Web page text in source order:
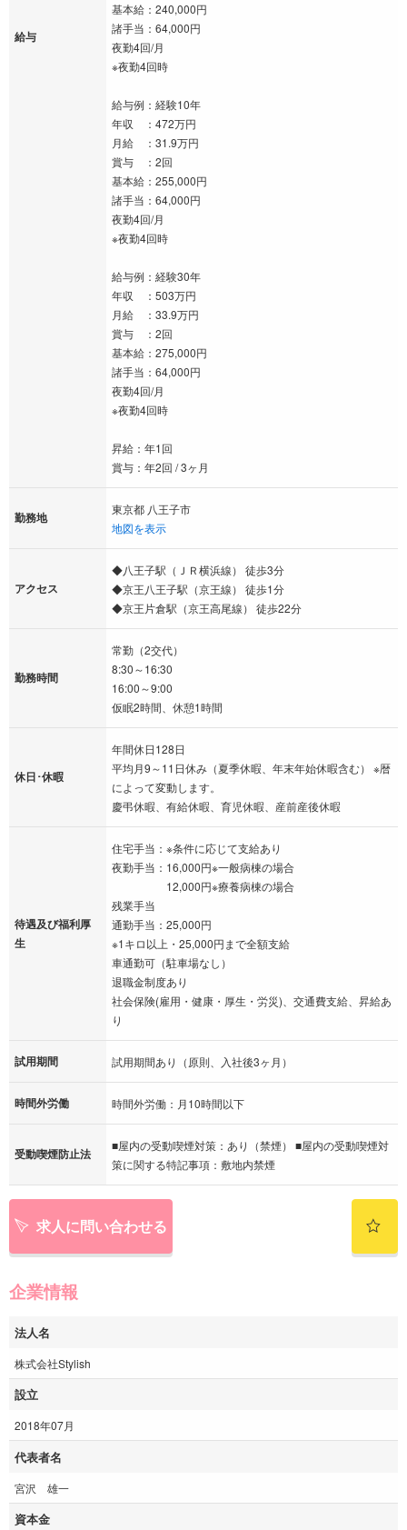
給与
基本給：240,000円
諸手当：64,000円
夜勤4回/月
※夜勤4回時
給与例：経験10年
年収 ：472万円
月給 ：31.9万円
賞与 ：2回
基本給：255,000円
諸手当：64,000円
夜勤4回/月
※夜勤4回時
給与例：経験30年
年収 ：503万円
月給 ：33.9万円
賞与 ：2回
基本給：275,000円
諸手当：64,000円
夜勤4回/月
※夜勤4回時
昇給：年1回
賞与：年2回 / 3ヶ月
勤務地
東京都 八王子市
地図を表示
アクセス
◆八王子駅（ＪＲ横浜線） 徒歩3分
◆京王八王子駅（京王線） 徒歩1分
◆京王片倉駅（京王高尾線） 徒歩22分
勤務時間
常勤（2交代）
8:30～16:30
16:00～9:00
仮眠2時間、休憩1時間
休日･休暇
年間休日128日
平均月9～11日休み（夏季休暇、年末年始休暇含む） ※暦
によって変動します。
慶弔休暇、有給休暇、育児休暇、産前産後休暇
待遇及び福利厚
生
住宅手当：※条件に応じて支給あり
夜勤手当：16,000円※一般病棟の場合
12,000円※療養病棟の場合
残業手当
通勤手当：25,000円
※1キロ以上・25,000円まで全額支給
車通勤可（駐車場なし）
退職金制度あり
社会保険(雇用・健康・厚生・労災)、交通費支給、昇給あ
り
試用期間 試用期間あり（原則、入社後3ヶ月）
時間外労働 時間外労働：月10時間以下
受動喫煙防止法
■屋内の受動喫煙対策：あり（禁煙） ■屋内の受動喫煙対
策に関する特記事項：敷地内禁煙
求人に問い合わせる
企業情報
法人名
株式会社Stylish
設立
2018年07月
代表者名
宮沢 雄一
資本金